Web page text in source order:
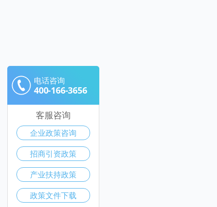
电话咨询
400-166-3656
客服咨询
企业政策咨询
招商引资政策
产业扶持政策
政策文件下载